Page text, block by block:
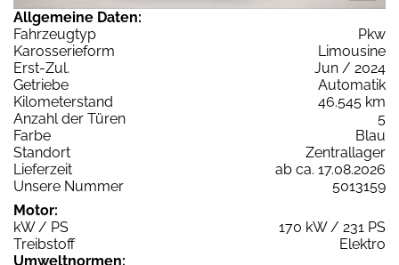
Allgemeine Daten:
Fahrzeugtyp
Pkw
Karosserieform
Limousine
Erst-Zul.
Jun / 2024
Getriebe
Automatik
Kilometerstand
46.545 km
Anzahl der Türen
5
Farbe
Blau
Standort
Zentrallager
Lieferzeit
ab ca. 17.08.2026
Unsere Nummer
5013159
Motor:
kW / PS
170 kW / 231 PS
Treibstoff
Elektro
Umweltnormen: